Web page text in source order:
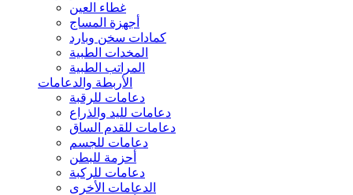
غطاء العين
أجهزة المساج
كمادات سخن وبارد
المخدات الطبية
المراتب الطبية
الأربطة والدعامات
دعامات للرقبة
دعامات لليد والذراع
دعامات للقدم الساق
دعامات للجسم
أحزمة للبطن
دعامات للركبة
الدعامات الأخرى